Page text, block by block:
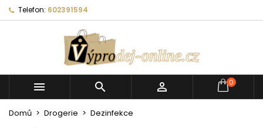
Telefon: 602391594
   0
Domů Drogerie Dezinfekce